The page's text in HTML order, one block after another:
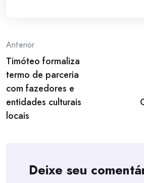
Post
navigation
Anterior
Timóteo formaliza
termo de parceria
com fazedores e
entidades culturais
locais
Deixe seu